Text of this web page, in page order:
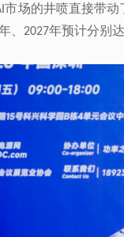
市场的井喷直接带动
、 2027年预计分别达